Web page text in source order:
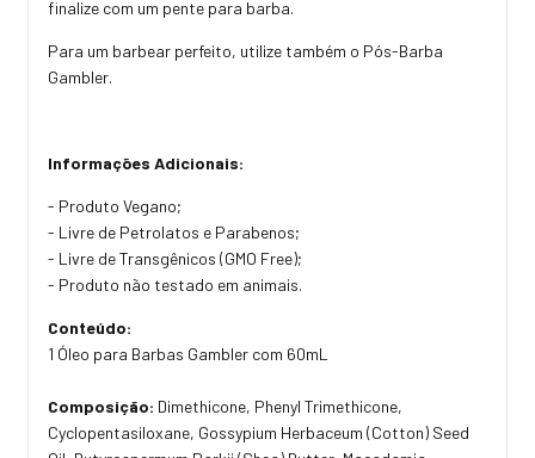
finalize com um pente para barba.
Para um barbear perfeito, utilize também o Pós-Barba
Gambler.
Informações Adicionais:
- Produto Vegano;
- Livre de Petrolatos e Parabenos;
- Livre de Transgênicos (GMO Free);
- Produto não testado em animais.
Conteúdo:
1 Óleo para Barbas Gambler com 60mL
Composição: Dimethicone, Phenyl Trimethicone,
Cyclopentasiloxane, Gossypium Herbaceum (Cotton) Seed